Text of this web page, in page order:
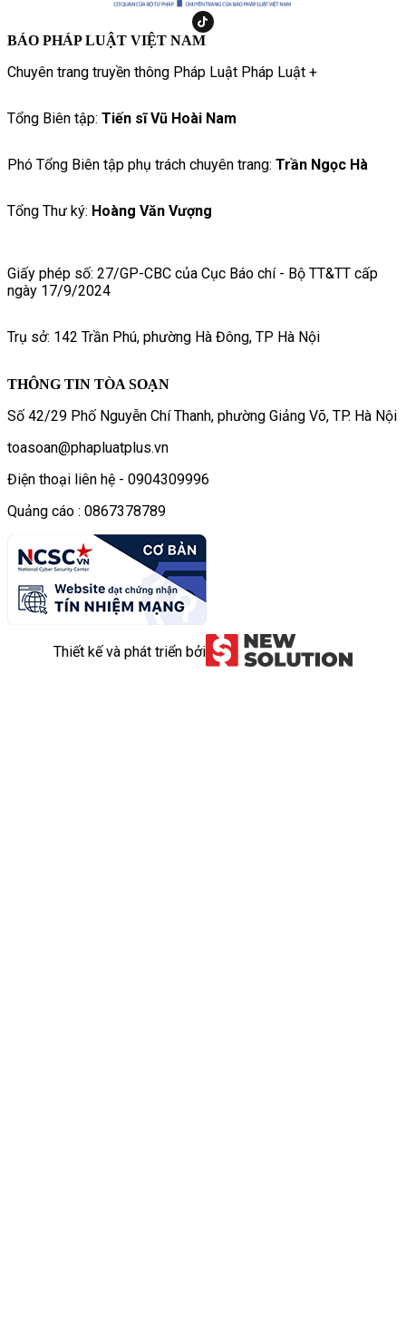
BÁO PHÁP LUẬT VIỆT NAM
Chuyên trang truyền thông Pháp Luật Pháp Luật +
Tổng Biên tập: Tiến sĩ Vũ Hoài Nam
Phó Tổng Biên tập phụ trách chuyên trang: Trần Ngọc Hà
Tổng Thư ký: Hoàng Văn Vượng
Giấy phép số: 27/GP-CBC của Cục Báo chí - Bộ TT&TT cấp
ngày 17/9/2024
Trụ sở: 142 Trần Phú, phường Hà Đông, TP Hà Nội
THÔNG TIN TÒA SOẠN
Số 42/29 Phố Nguyễn Chí Thanh, phường Giảng Võ, TP. Hà Nội
toasoan@phapluatplus.vn
Điện thoại liên hệ - 0904309996
Quảng cáo : 0867378789
Thiết kế và phát triển bởi